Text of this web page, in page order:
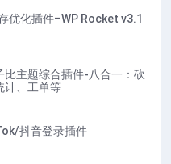
优化插件–WP Rocket v3.1
比主题综合插件-八合一：砍
计、工单等
抖音登录插件